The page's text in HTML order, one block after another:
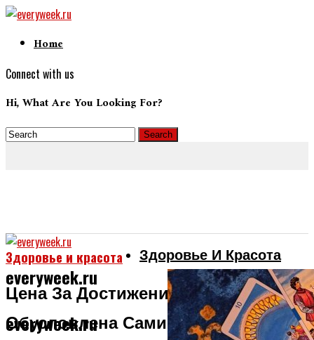
Home
Connect with us
Hi, What Are You Looking For?
everyweek.ru
everyweek.ru
Здоровье И Красота
Здоровье и красота
Цена За Достижение Результата
Обусловлена Самим Результатом